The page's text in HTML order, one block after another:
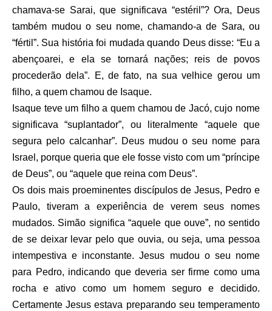
chamava-se Sarai, que significava “estéril”? Ora, Deus
também mudou o seu nome, chamando-a de Sara, ou
“fértil”. Sua história foi mudada quando Deus disse: “Eu a
abençoarei, e ela se tornará nações; reis de povos
procederão dela”. E, de fato, na sua velhice gerou um
filho, a quem chamou de Isaque.
Isaque teve um filho a quem chamou de Jacó, cujo nome
significava “suplantador”, ou literalmente “aquele que
segura pelo calcanhar”. Deus mudou o seu nome para
Israel, porque queria que ele fosse visto com um “príncipe
de Deus”, ou “aquele que reina com Deus”.
Os dois mais proeminentes discípulos de Jesus, Pedro e
Paulo, tiveram a experiência de verem seus nomes
mudados. Simão significa “aquele que ouve”, no sentido
de se deixar levar pelo que ouvia, ou seja, uma pessoa
intempestiva e inconstante. Jesus mudou o seu nome
para Pedro, indicando que deveria ser firme como uma
rocha e ativo como um homem seguro e decidido.
Certamente Jesus estava preparando seu temperamento